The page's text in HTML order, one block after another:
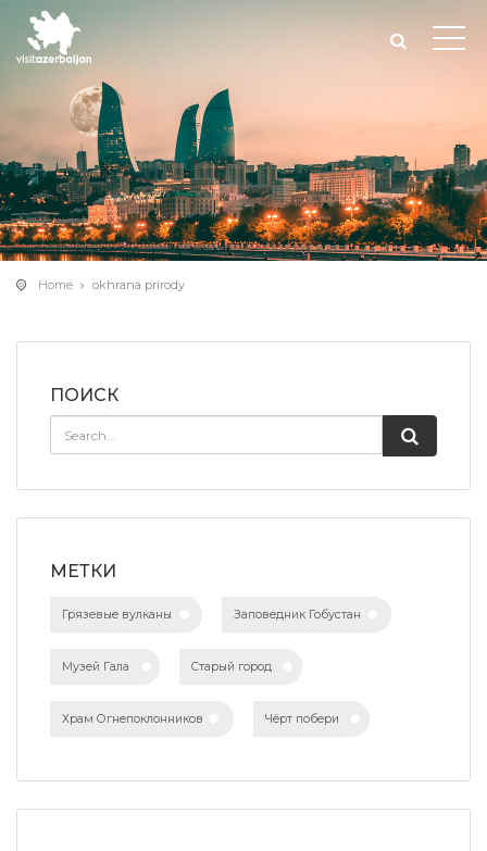
Home okhrana prirody
ПОИСК
МЕТКИ
Грязевые вулканы Заповедник Гобустан
Музей Гала Старый город
Храм Огнепоклонников Чёрт побери